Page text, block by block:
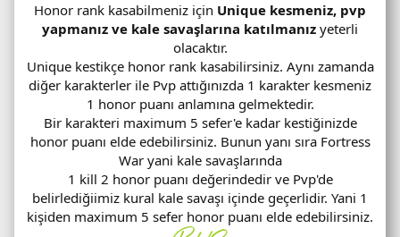
Honor rank kasabilmeniz için Unique kesmeniz, pvp
yapmanız ve kale savaşlarına katılmanız yeterli
olacaktır.
Unique kestikçe honor rank kasabilirsiniz. Aynı zamanda
diğer karakterler ile Pvp attığınızda 1 karakter kesmeniz
1 honor puanı anlamına gelmektedir.
Bir karakteri maximum 5 sefer'e kadar kestiğinizde
honor puanı elde edebilirsiniz. Bunun yanı sıra Fortress
War yani kale savaşlarında
1 kill 2 honor puanı değerindedir ve Pvp'de
belirlediğiimiz kural kale savaşı içinde geçerlidir. Yani 1
kişiden maximum 5 sefer honor puanı elde edebilirsiniz.